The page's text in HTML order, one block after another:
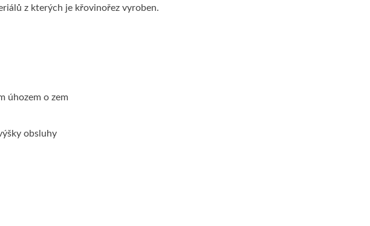
z kterých je křovinořez vyroben.
úhozem o zem
obsluhy